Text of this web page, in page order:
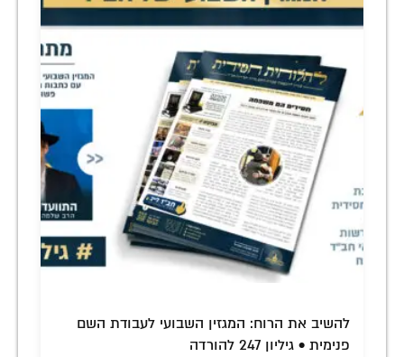
להשיב את הרוח: המגזין השבועי לעבודת השם
פנימית • גיליון 247 להורדה